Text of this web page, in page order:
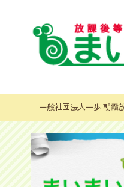
一般社団法人一歩 朝霞